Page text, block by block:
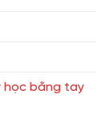
học bằng tay